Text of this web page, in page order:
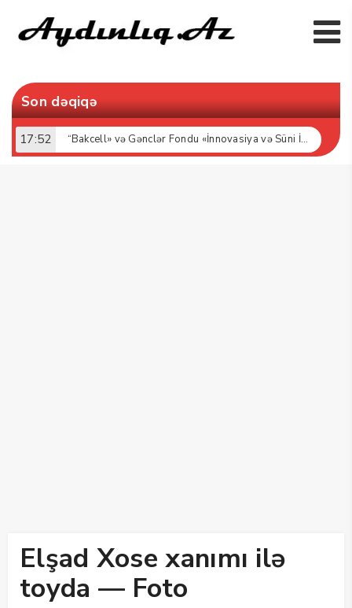
Son dəqiqə
17:52 “Bakcell» və Gənclər Fondu «İnnovasiya və Süni İntellekt» üzrə təqaüd proqramının qalibləri ilə görüş keçirib
Elşad Xose xanımı ilə
toyda — Foto